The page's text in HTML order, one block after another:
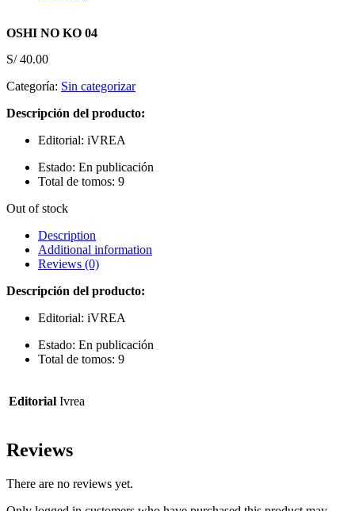
OSHI NO KO 04
S/40.00
Categoría: Sin categorizar
Descripción del producto:
Editorial: iVREA
Estado: En publicación
Total de tomos: 9
Out of stock
Description
Additional information
Reviews (0)
Descripción del producto:
Editorial: iVREA
Estado: En publicación
Total de tomos: 9
Editorial Ivrea
Reviews
There are no reviews yet.